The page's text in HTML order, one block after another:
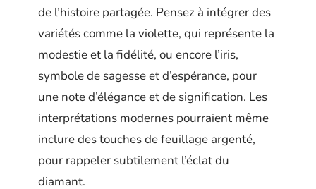
de l’histoire partagée. Pensez à intégrer des
variétés comme la violette, qui représente la
modestie et la fidélité, ou encore l’iris,
symbole de sagesse et d’espérance, pour
une note d’élégance et de signification. Les
interprétations modernes pourraient même
inclure des touches de feuillage argenté,
pour rappeler subtilement l’éclat du
diamant.